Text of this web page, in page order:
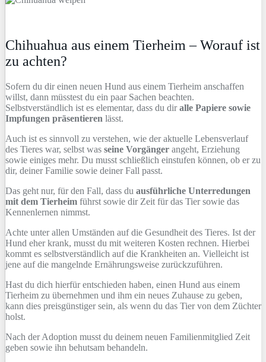
Chihuahua aus einem Tierheim – Worauf ist
zu achten?
Sofern du dir einen neuen Hund aus einem Tierheim anschaffen
willst, dann müsstest du ein paar Sachen beachten.
Selbstverständlich ist es elementar, dass du diralle Papiere sowie
Impfungen präsentieren lässt.
Auch ist es sinnvoll zu verstehen, wie der aktuelle Lebensverlauf
des Tieres war, selbst was seine Vorgänger angeht, Erziehung
sowie einiges mehr. Du musst schließlich einstufen können, ob er zu
dir, deiner Familie sowie deiner Fall passt.
Das geht nur, für den Fall, dass du ausführliche Unterredungen
mit dem Tierheim führst sowie dir Zeit für das Tier sowie das
Kennenlernen nimmst.
Achte unter allen Umständen auf die Gesundheit des Tieres. Ist der
Hund eher krank, musst du mit weiteren Kosten rechnen. Hierbei
kommt es selbstverständlich auf die Krankheiten an. Vielleicht ist
jene auf die mangelnde Ernährungsweise zurückzuführen.
Hast du dich hierfür entschieden haben, einen Hund aus einem
Tierheim zu übernehmen und ihm ein neues Zuhause zu geben,
kann dies preisgünstiger sein, als wenn du das Tier von dem Züchter
holst.
Nach der Adoption musst du deinem neuen Familienmitglied Zeit
geben sowie ihn behutsam behandeln.